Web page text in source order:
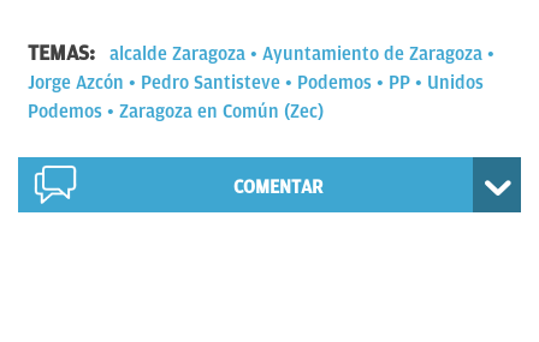
TEMAS: alcalde Zaragoza
Ayuntamiento de Zaragoza
Jorge Azcón
Pedro Santisteve Podemos PP
Unidos
Podemos
Zaragoza en Común (Zec)
COMENTAR